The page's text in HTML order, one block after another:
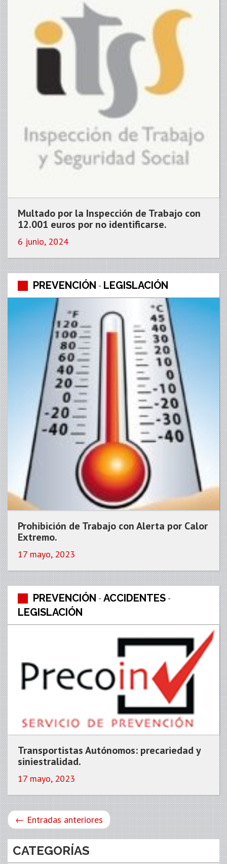
Multado por la Inspección de Trabajo con
12.001 euros por no identificarse.
6 junio, 2024
PREVENCIÓN - LEGISLACIÓN
Prohibición de Trabajo con Alerta por Calor
Extremo.
17 mayo, 2023
PREVENCIÓN - ACCIDENTES -
LEGISLACIÓN
Transportistas Autónomos: precariedad y
siniestralidad.
17 mayo, 2023
← Entradas anteriores
CATEGORÍAS